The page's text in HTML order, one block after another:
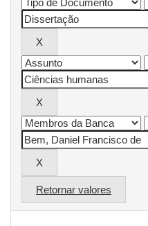
Retornar valores